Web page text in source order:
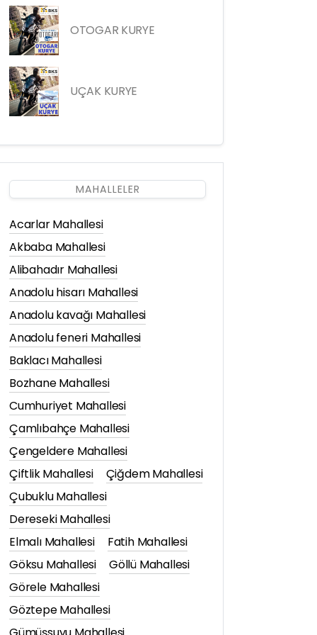
OTOGAR KURYE
UÇAK KURYE
MAHALLELER
Acarlar Mahallesi
Akbaba Mahallesi
Alibahadır Mahallesi
Anadolu hisarı Mahallesi
Anadolu kavağı Mahallesi
Anadolu feneri Mahallesi
Baklacı Mahallesi
Bozhane Mahallesi
Cumhuriyet Mahallesi
Çamlıbahçe Mahallesi
Çengeldere Mahallesi
Çiftlik Mahallesi
Çiğdem Mahallesi
Çubuklu Mahallesi
Dereseki Mahallesi
Elmalı Mahallesi
Fatih Mahallesi
Göksu Mahallesi
Göllü Mahallesi
Görele Mahallesi
Göztepe Mahallesi